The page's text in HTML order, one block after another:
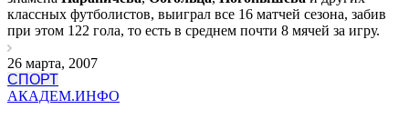
классных футболистов, выиграл все 16 матчей сезона, забив
при этом 122 гола, то есть в среднем почти 8 мячей за игру.
26 марта, 2007
СПОРТ
АКАДЕМ.ИНФО